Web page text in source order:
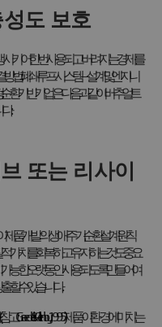
도 보호
키어 한번 사용되고 버려지는 경제를
법: 폐쇄 루프 시스템 — 설계 및 엔지니
환 기반 기업은 다음과 같이버추얼 트
:
또는 리사이
제품 개발의 생애주기 순환 설계 원칙
가치를 회복하고 유지하는 것도 중요
가능한 오랫동안 사용되도록 만들어 여
할 수 있습니다.
& Allenby,1995) 제품이 환경에 미치는